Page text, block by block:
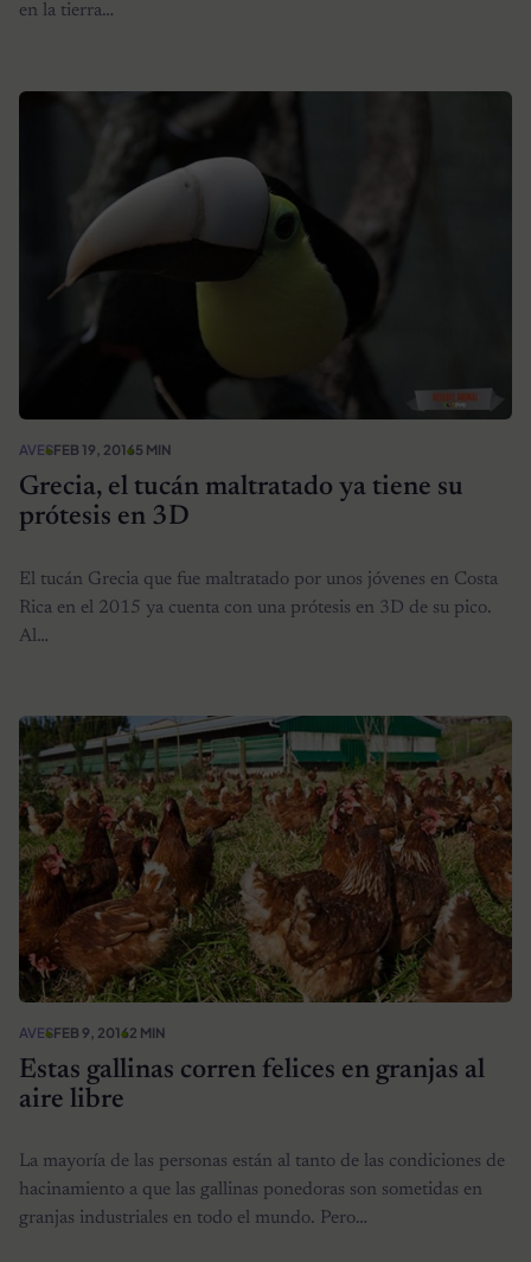
en la tierra…
AVESFEB 19, 20165 MIN
Grecia, el tucán maltratado ya tiene su
prótesis en 3D
El tucán Grecia que fue maltratado por unos jóvenes en Costa
Rica en el 2015 ya cuenta con una prótesis en 3D de su pico.
Al…
AVESFEB 9, 20162 MIN
Estas gallinas corren felices en granjas al
aire libre
La mayoría de las personas están al tanto de las condiciones de
hacinamiento a que las gallinas ponedoras son sometidas en
granjas industriales en todo el mundo. Pero…